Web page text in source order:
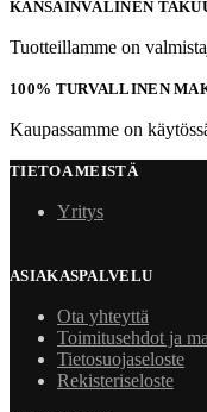
KANSAINVÄLINEN
Tuotteillamme on
100% TURVALLINEN
Kaupassamme on
TIETOA MEISTÄ
Yritys
ASIAKASPALVELU
Ota yhteyttä
Toimitusehdot ja
Tietosuojaseloste
Rekisteriseloste